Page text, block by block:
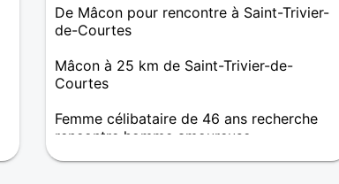
De Mâcon pour rencontre à Saint-Trivier-
de-Courtes
Mâcon à 25 km de Saint-Trivier-de-
Courtes
Femme célibataire de 46 ans recherche
rencontre homme amoureuse
Dialoguer, faire des connaissances et peut